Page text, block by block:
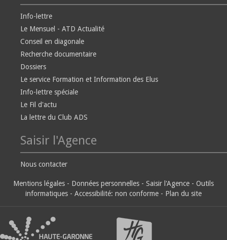
Info-lettre
Le Mensuel - ATD Actualité
Conseil en diagonale
Recherche documentaire
Dossiers
Le service Formation et Information des Elus
Info-lettre spéciale
Le Fil d'actu
La lettre du Club ADS
Saisir l'Agence
Nous contacter
Mentions légales - Données personnelles - Saisir l'Agence - Outils
informatiques - Accessibilité: non conforme - Plan du site